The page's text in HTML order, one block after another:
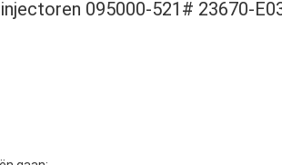
095000-521# 23670-